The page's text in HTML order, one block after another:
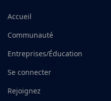
Accueil
Communauté
Entreprises/Éducation
Se connecter
Rejoignez